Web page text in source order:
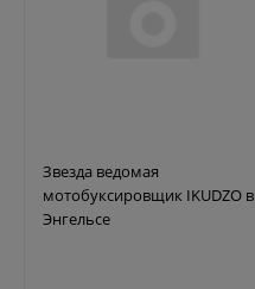
Звезда ведомая
мотобуксировщик IKUDZO в
Энгельсе